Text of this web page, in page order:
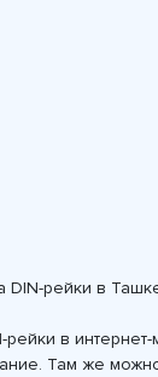
DIN-рейки в
рейки в
Там же можно